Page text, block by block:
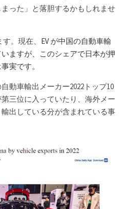
った」と落胆するかもしれませ
。現在、 EV が中国の自動車輸
ますが、このシェアで日本が押
実です。
動車輸出メーカー2022トップ10
三位に入っていたり、海外メー
出している分が含まれている事